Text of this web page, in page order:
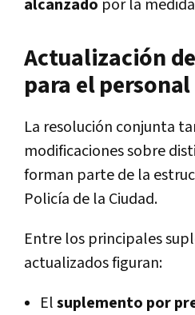
alcanzado por la
Actualización
para el
La resolución conjunta
modificaciones sobre
forman parte de la
Policía de la Ciudad.
Entre los principales
actualizados figuran:
Elsuplemento por